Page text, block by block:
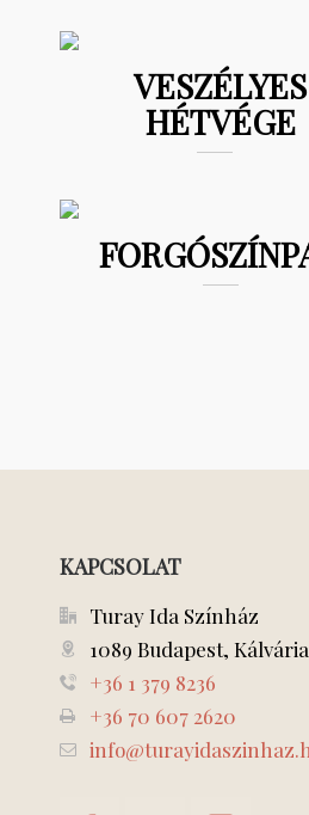
VESZÉLYES
HÉTVÉGE
KAPCSOLAT
Turay Ida Színház
1089 Budapest,
+36 1 379 8236
+36 70 607 2620